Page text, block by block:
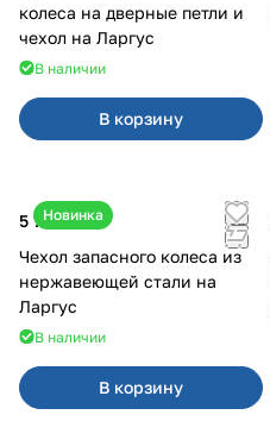
колеса на дверные петли и
чехол на Ларгус
В наличии
В корзину
Новинка
5 700 ₽
Чехол запасного колеса из
нержавеющей стали на
Ларгус
В наличии
В корзину